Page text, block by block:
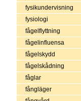
fysikundervisning
fysiologi
fågelflyttning
fågelinfluensa
fågelskydd
fågelskådning
fåglar
fångläger